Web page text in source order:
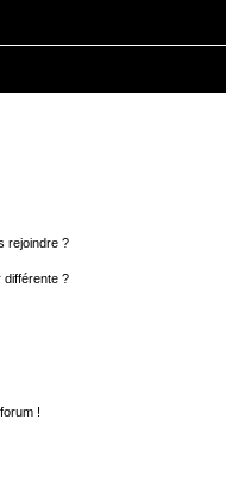
rejoindre ?
différente ?
!